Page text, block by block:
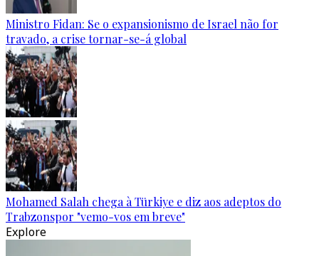
Ministro Fidan: Se o expansionismo de Israel não for
travado, a crise tornar-se-á global
Mohamed Salah chega à Türkiye e diz aos adeptos do
Trabzonspor "vemo-vos em breve"
Explore